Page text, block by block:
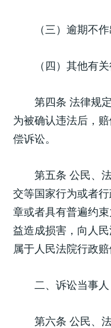
（三）逾期不作
（四）其他有关
第四条 法律规定
为被确认违法后，
偿诉讼。
第五条 公民、法
交等国家行为或者
章或者具有普遍约
益造成损害，向人
属于人民法院行政
二、诉讼当事人
第六条 公民、法